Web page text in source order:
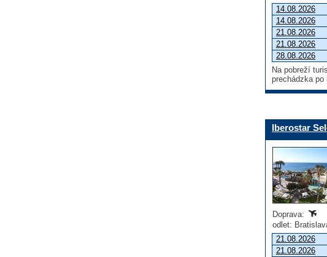
14.08.2026
14.08.2026
21.08.2026
21.08.2026
28.08.2026
Na pobreží
prechádzka
Iberostar
Doprava:
odlet:
21.08.2026
21.08.2026